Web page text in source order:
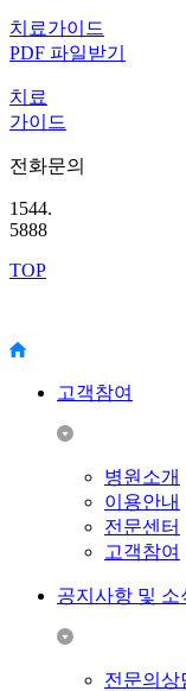
치료가이드
PDF 파일받기
치료
가이드
전화문의
1544.
5888
TOP
고객참여
병원소개
이용안내
전문센터
고객참여
공지사항 및 소
전문의상